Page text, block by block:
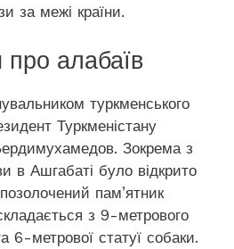
за межі країни.
про алабаїв
туркменського
Туркменістану
Зокрема з
в Ашгабаті було відкрито
пам’ятник
з 9-метрового
6-метрової статуї собаки.